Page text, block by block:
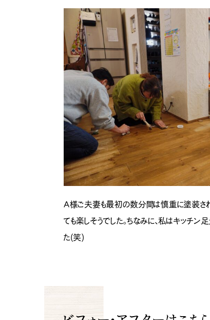
A様ご夫妻も最初の数分間は慎重に塗装され
ても楽しそうでした。ちなみに、私はキッチ
た(笑)